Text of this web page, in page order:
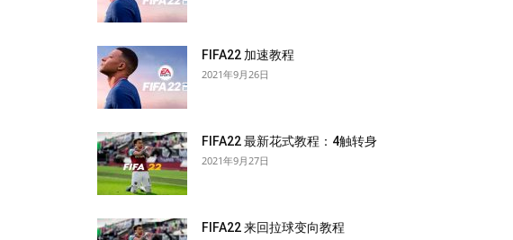
FIFA22 加速教程
2021年9月26日
FIFA22 最新花式教程：4触转身
2021年9月27日
FIFA22 来回拉球变向教程